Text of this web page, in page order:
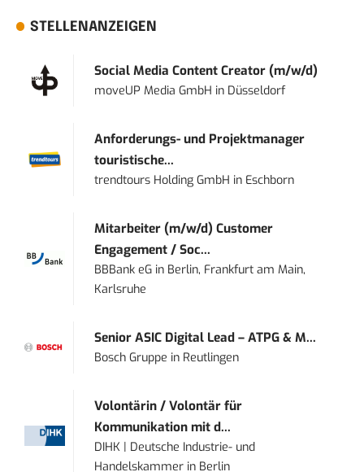
STELLENANZEIGEN
Social Media Content Creator (m/w/d)
moveUP Media GmbH in Düsseldorf
Anforderungs- und Projektmanager
touristische...
trendtours Holding GmbH in Eschborn
Mitarbeiter (m/w/d) Customer
Engagement / Soc...
BBBank eG in Berlin, Frankfurt am Main,
Karlsruhe
Senior ASIC Digital Lead – ATPG & M...
Bosch Gruppe in Reutlingen
Volontärin / Volontär für
Kommunikation mit d...
DIHK | Deutsche Industrie- und
Handelskammer in Berlin